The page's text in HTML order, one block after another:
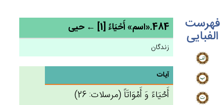
فهرست
الفبایی 484.«اسم» أَحْيَاءً [1] ← حیی
زندگان
آیات
أَحْيَاءً وَ أَمْوَاتَاً (مرسلات: 26)